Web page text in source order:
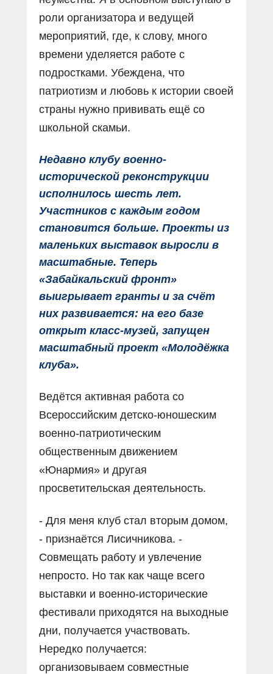
роли организатора и ведущей
мероприятий, где, к слову, много
времени уделяется работе с
подростками. Убеждена, что
патриотизм и любовь к истории своей
страны нужно прививать ещё со
школьной скамьи.
Недавно клубу военно-
исторической реконструкции
исполнилось шесть лет.
Участников с каждым годом
становится больше. Проекты из
маленьких выставок выросли в
масштабные. Теперь
«Забайкальский фронт»
выигрывает гранты и за счёт
них развивается: на его базе
открыт класс-музей, запущен
масштабный проект «Молодёжка
клуба».
Ведётся активная работа со
Всероссийским детско-юношеским
военно-патриотическим
общественным движением
«Юнармия» и другая
просветительская деятельность.
- Для меня клуб стал вторым домом,
- признаётся Лисичникова. -
Совмещать работу и увлечение
непросто. Но так как чаще всего
выставки и военно-исторические
фестивали приходятся на выходные
дни, получается участвовать.
Нередко получается:
организовываем совместные